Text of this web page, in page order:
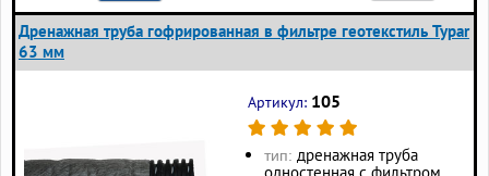
Дренажная труба гофрированная в фильтре геотекстиль Typar
63 мм
Артикул: 105
тип: дренажная труба
одностенная с фильтром